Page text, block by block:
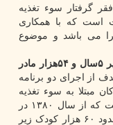
گرفتار سوء تغذیه
است که با همکاری
می باشد و
موضوع
بسته حمایتی تغذیه ای برای ۶۰هزار کودک زیر ۵سال و ۵۴هزار مادر
از اجرای دو برنامه
مبتلا به سوء تغذیه
است که از اولویت های وزارت بهداشت است که از سال ۱۳۸۰ در
کشور در دست اجرا است. در سال ۱۳۹۹ حدود ۶۰ هزار کودک زیر